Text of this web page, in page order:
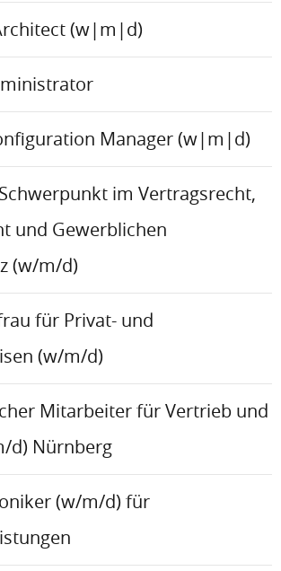
(w|m|d)
Manager (w|m|d)
im Vertragsrecht,
und Gewerblichen
(w/m/d)
für Privat- und
(w/m/d)
Mitarbeiter für Vertrieb und
d) Nürnberg
(w/m/d) für